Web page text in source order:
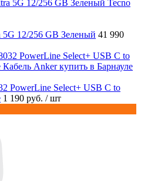
12/256 GB Зеленый 41 990
PowerLine Select+ USB C to
1 190 руб. / шт